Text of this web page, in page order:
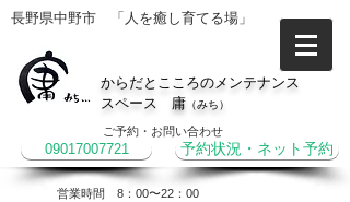
長野県中野市 「人を癒し育てる場」
からだとこころのメンテナンス
スペース 庸 （みち）
ご予約・お問い合わせ
09017007721 予約状況・ネット予約
営業時間 8：00〜22：00